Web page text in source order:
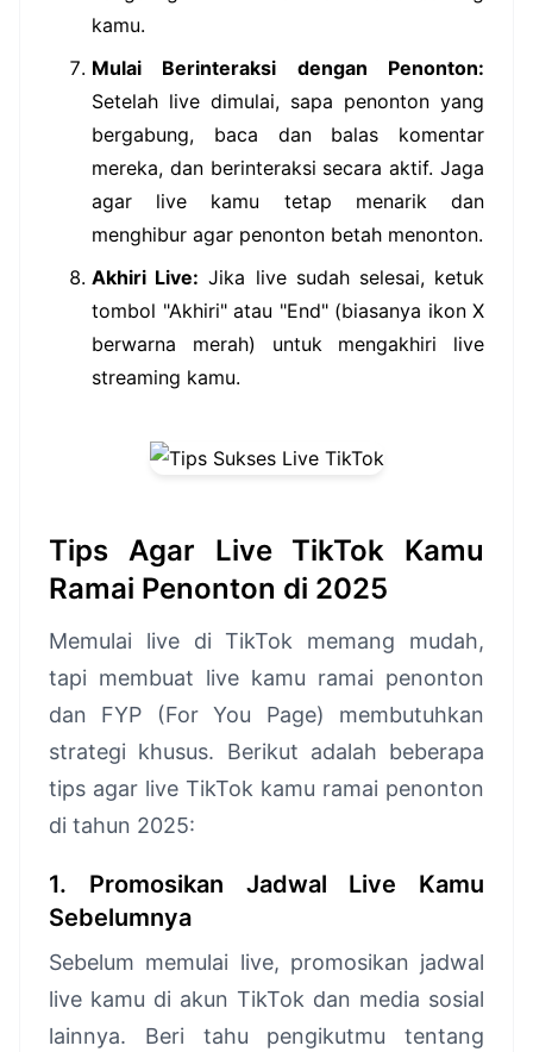
kamu.
Mulai Berinteraksi dengan Penonton:
Setelah live dimulai, sapa penonton yang
bergabung, baca dan balas komentar
mereka, dan berinteraksi secara aktif. Jaga
agar live kamu tetap menarik dan
menghibur agar penonton betah menonton.
Akhiri Live: Jika live sudah selesai, ketuk
tombol "Akhiri" atau "End" (biasanya ikon X
berwarna merah) untuk mengakhiri live
streaming kamu.
Tips Agar Live TikTok Kamu
Ramai Penonton di 2025
Memulai live di TikTok memang mudah,
tapi membuat live kamu ramai penonton
dan FYP (For You Page) membutuhkan
strategi khusus. Berikut adalah beberapa
tips agar live TikTok kamu ramai penonton
di tahun 2025:
1. Promosikan Jadwal Live Kamu
Sebelumnya
Sebelum memulai live, promosikan jadwal
live kamu di akun TikTok dan media sosial
lainnya. Beri tahu pengikutmu tentang